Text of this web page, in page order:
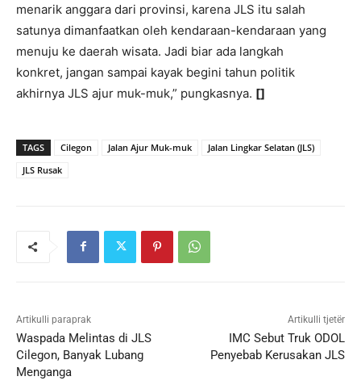
menarik anggara dari provinsi, karena JLS itu salah
satunya dimanfaatkan oleh kendaraan-kendaraan yang
menuju ke daerah wisata. Jadi biar ada langkah
konkret, jangan sampai kayak begini tahun politik
akhirnya JLS ajur muk-muk,” pungkasnya. []
TAGS Cilegon Jalan Ajur Muk-muk
Jalan Lingkar Selatan (JLS)
JLS Rusak
Artikulli paraprak
Waspada Melintas di JLS
Cilegon, Banyak Lubang
Menganga
Artikulli tjetër
IMC Sebut Truk ODOL
Penyebab Kerusakan JLS